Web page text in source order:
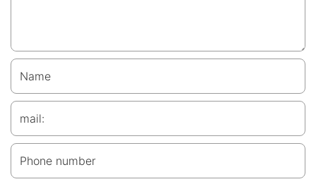
Name
mail:
Phone number